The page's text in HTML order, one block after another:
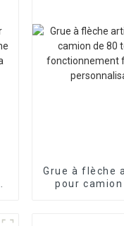
Grue à flèche
pour camion